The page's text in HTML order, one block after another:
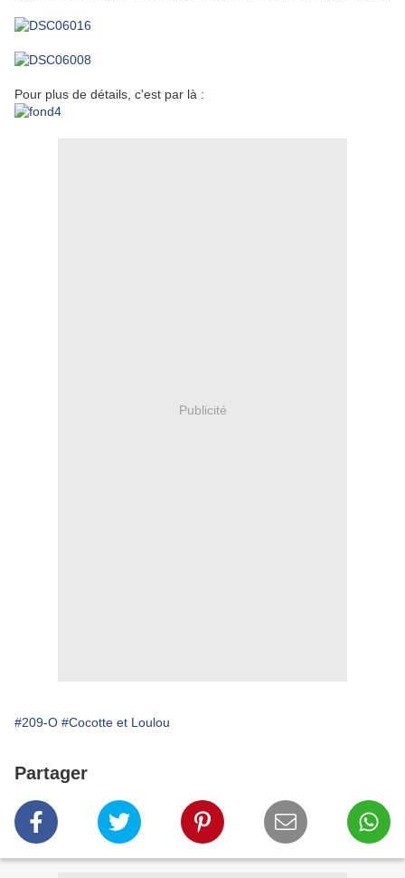
Pour plus de détails, c'est par là :
Publicité
#209-O #Cocotte et Loulou
Partager